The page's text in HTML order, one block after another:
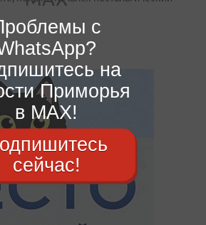
с
на
Приморья
в MAX!
сейчас!